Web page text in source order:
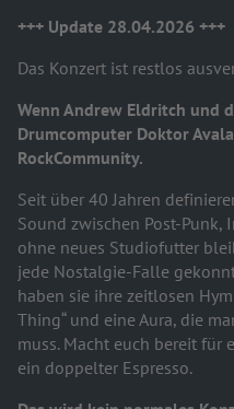
+++ Update 28.04.2026 +++
Das Konzert ist restlos
Wenn Andrew Eldritch und
Drumcomputer Doktor
RockCommunity.
Seit über 40 Jahren
Sound zwischen Post-Punk,
ohne neues Studiofutter
jede Nostalgie-Falle
haben sie ihre zeitlosen
Thing“ und eine Aura, die
muss. Macht euch bereit für
ein doppelter Espresso.